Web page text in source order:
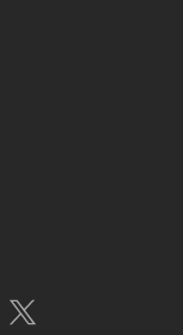
X